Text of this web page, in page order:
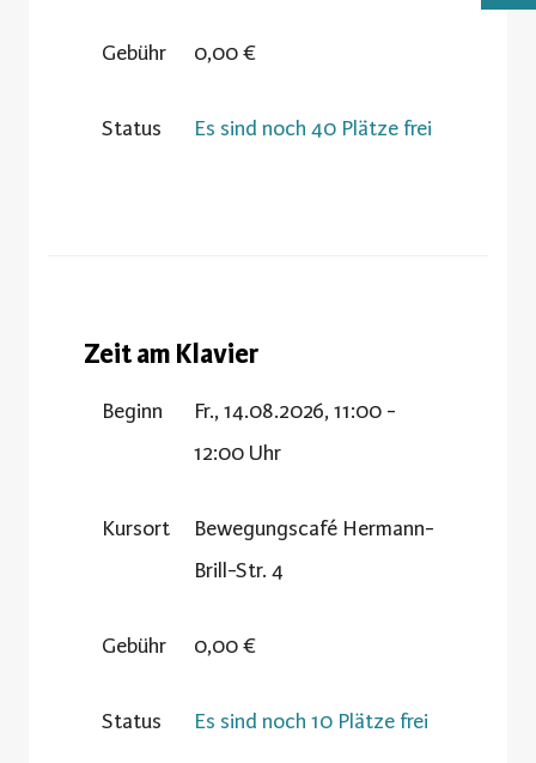
Gebühr 0,00 €
Status Es sind noch 40 Plätze frei
Zeit am Klavier
Beginn
Fr., 14.08.2026, 11:00 -
12:00 Uhr
Kursort
Bewegungscafé Hermann-
Brill-Str. 4
Gebühr 0,00 €
Status Es sind noch 10 Plätze frei